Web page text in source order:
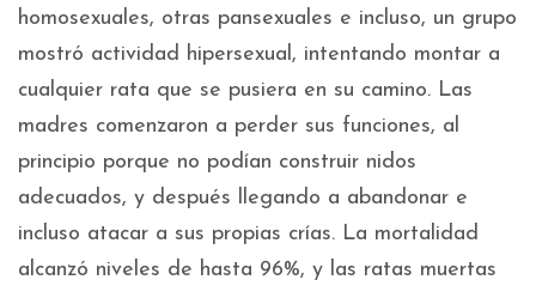
homosexuales, otras pansexuales e incluso, un grupo
mostró actividad hipersexual, intentando montar a
cualquier rata que se pusiera en su camino. Las
madres comenzaron a perder sus funciones, al
principio porque no podían construir nidos
adecuados, y después llegando a abandonar e
incluso atacar a sus propias crías. La mortalidad
alcanzó niveles de hasta 96%, y las ratas muertas